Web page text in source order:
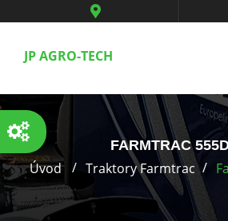
JP AGRO-TECH
FARMTRAC
Úvod Traktory Farmtrac